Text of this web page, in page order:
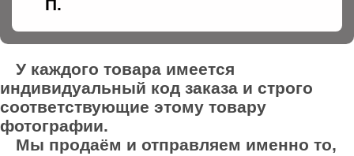
П.
У каждого товара имеется
индивидуальный код заказа и строго
соответствующие этому товару
фотографии.
Мы продаём и отправляем именно то,